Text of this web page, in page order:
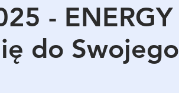
- ENERGY
do Swojego